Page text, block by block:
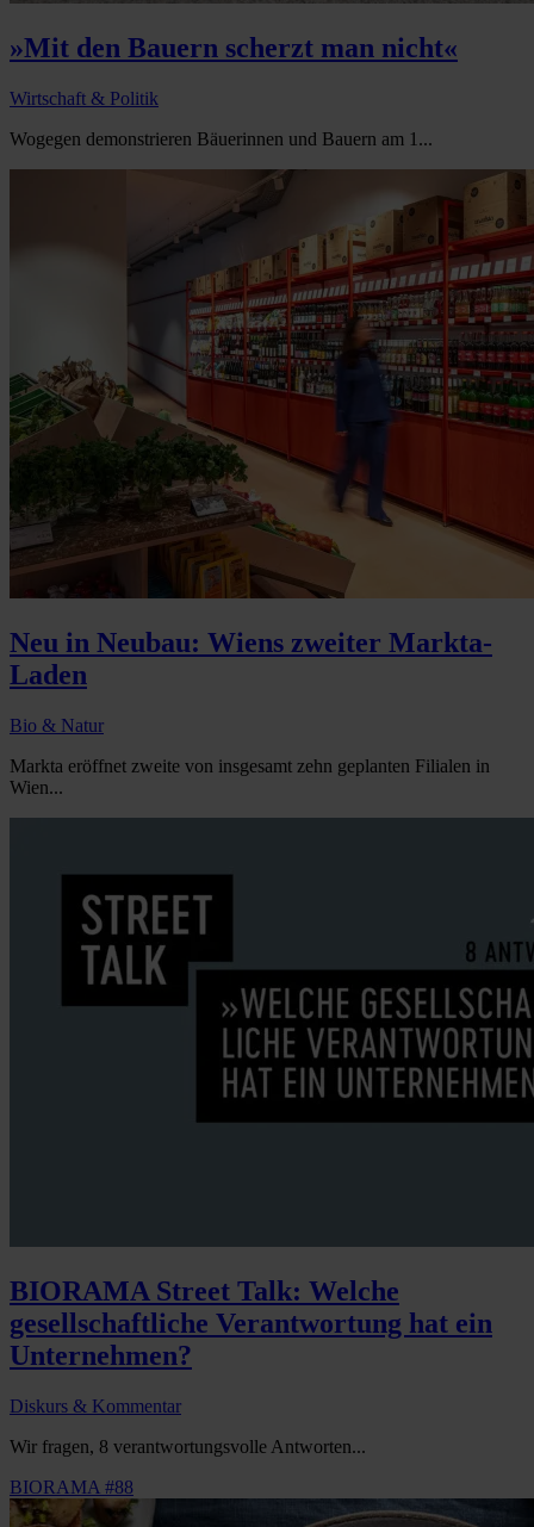
»Mit den Bauern scherzt man nicht«
Wirtschaft & Politik
Wogegen demonstrieren Bäuerinnen und Bauern am 1...
Neu in Neubau: Wiens zweiter Markta-
Laden
Bio & Natur
Markta eröffnet zweite von insgesamt zehn geplanten Filialen in
Wien...
BIORAMA Street Talk: Welche
gesellschaftliche Verantwortung hat ein
Unternehmen?
Diskurs & Kommentar
Wir fragen, 8 verantwortungsvolle Antworten...
BIORAMA #88